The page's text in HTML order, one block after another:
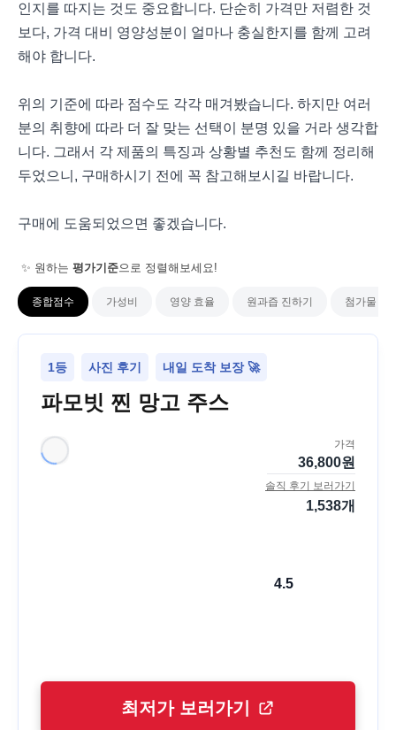
인지를 따지는 것도 중요합니다. 단순히 가격만 저렴한 것
보다, 가격 대비 영양성분이 얼마나 충실한지를 함께 고려
해야 합니다.
위의 기준에 따라 점수도 각각 매겨봤습니다. 하지만 여러
분의 취향에 따라 더 잘 맞는 선택이 분명 있을 거라 생각합
니다. 그래서 각 제품의 특징과 상황별 추천도 함께 정리해
두었으니, 구매하시기 전에 꼭 참고해보시길 바랍니다.
구매에 도움되었으면 좋겠습니다.
✨ 원하는 평가기준으로 정렬해보세요!
종합점수 가성비 영양 효율 원과즙 진하기 첨가물 최
1등 사진 후기 내일 도착 보장 🚀
파모빗 찐 망고 주스
가격
36,800원
솔직 후기 보러가기
1,538개
4.5
최저가 보러가기